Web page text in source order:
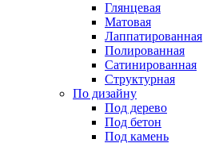
Глянцевая
Матовая
Лаппатированная
Полированная
Сатинированная
Структурная
По дизайну
Под дерево
Под бетон
Под камень